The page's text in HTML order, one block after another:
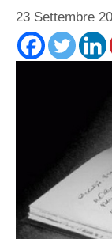
23 Settembre